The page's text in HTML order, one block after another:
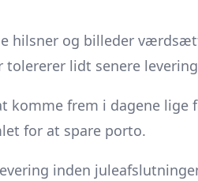
hilsner og billeder
tolererer lidt senere
komme frem i dagene lige
for at spare porto.
inden